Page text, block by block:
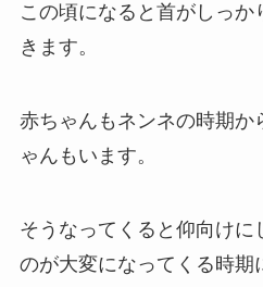
この頃になると首がしっか
きます。
赤ちゃんもネンネの時期か
ゃんもいます。
そうなってくると仰向けに
のが大変になってくる時期